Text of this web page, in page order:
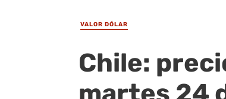
VALOR DÓLAR
Chile: